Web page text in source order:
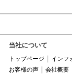
当社について
トップページ インフ
お客様の声
会社概要